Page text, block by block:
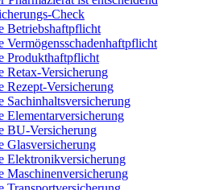
Check
Betriebshaftpflicht
Vermögensschadenhaftpflicht
Produkthaftpflicht
Retax-Versicherung
Rezept-Versicherung
Sachinhaltsversicherung
Elementarversicherung
BU-Versicherung
Glasversicherung
Elektronikversicherung
Maschinenversicherung